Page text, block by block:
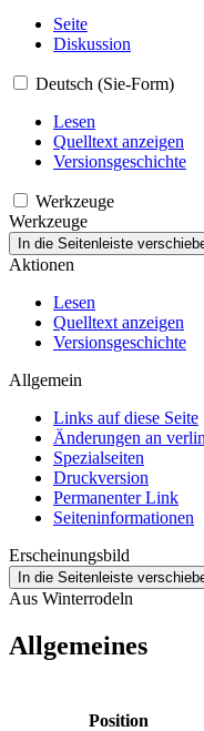
Seite
Diskussion
Deutsch (Sie-Form)
Lesen
Quelltext anzeigen
Versionsgeschichte
Werkzeuge
Werkzeuge
In die Seitenleiste
Aktionen
Lesen
Quelltext anzeigen
Versionsgeschichte
Allgemein
Links auf diese Seite
Änderungen an
Spezialseiten
Druckversion
Permanenter Link
Seiten­­informationen
Erscheinungsbild
In die Seitenleiste
Aus Winterrodeln
Allgemeines
Position